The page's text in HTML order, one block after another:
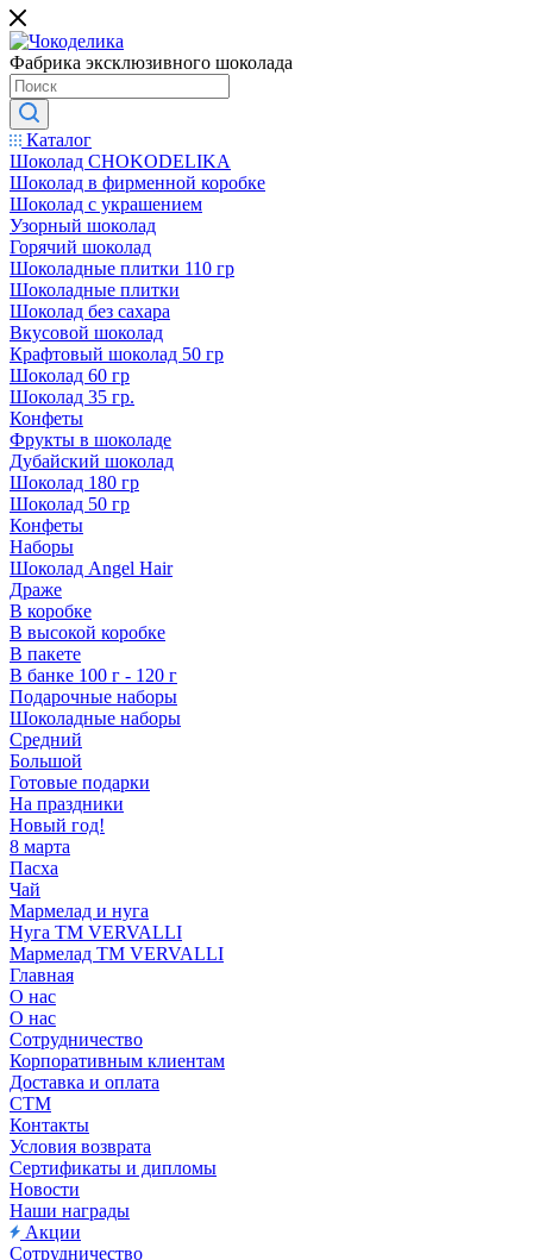
Фабрика эксклюзивного шоколада
Каталог
Шоколад CHOKODELIKA
Шоколад в фирменной коробке
Шоколад с украшением
Узорный шоколад
Горячий шоколад
Шоколадные плитки 110 гр
Шоколадные плитки
Шоколад без сахара
Вкусовой шоколад
Крафтовый шоколад 50 гр
Шоколад 60 гр
Шоколад 35 гр.
Конфеты
Фрукты в шоколаде
Дубайский шоколад
Шоколад 180 гр
Шоколад 50 гр
Конфеты
Наборы
Шоколад Angel Hair
Драже
В коробке
В высокой коробке
В пакете
В банке 100 г - 120 г
Подарочные наборы
Шоколадные наборы
Средний
Большой
Готовые подарки
На праздники
Новый год!
8 марта
Пасха
Чай
Мармелад и нуга
Нуга ТМ VERVALLI
Мармелад ТМ VERVALLI
Главная
О нас
О нас
Сотрудничество
Корпоративным клиентам
Доставка и оплата
СТМ
Контакты
Условия возврата
Сертификаты и дипломы
Новости
Наши награды
Акции
Сотрудничество